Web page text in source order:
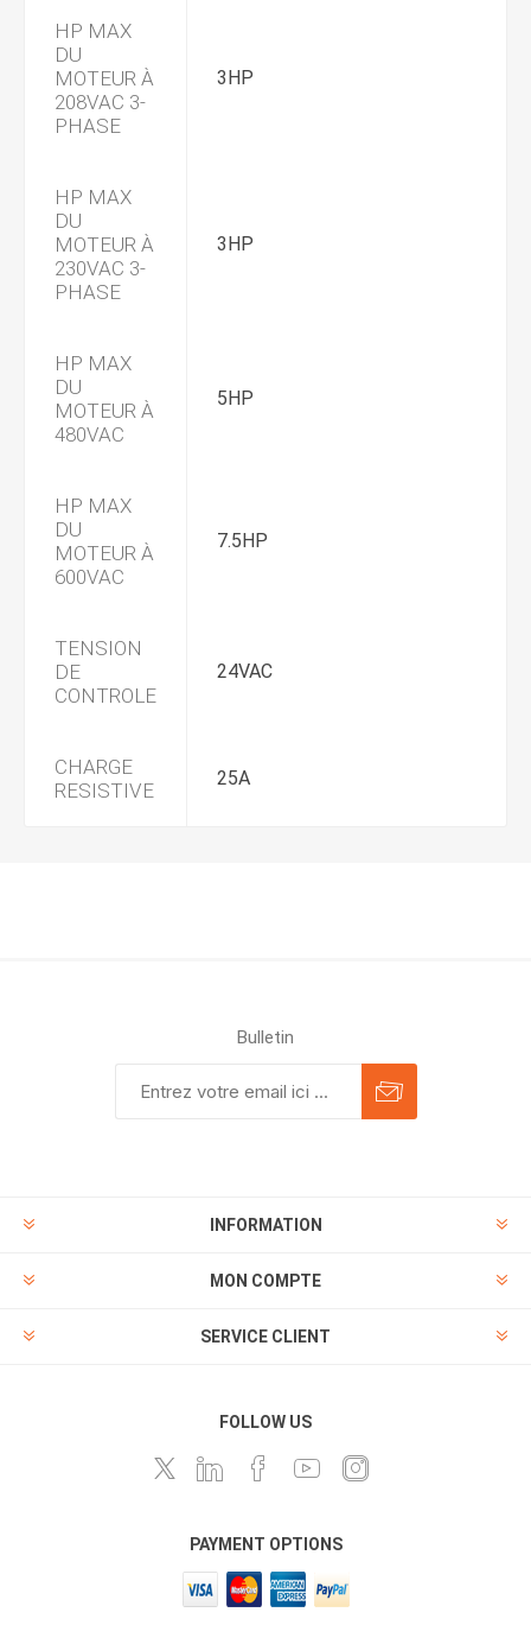
HP MAX
DU
MOTEUR À
208VAC 3-
PHASE
3HP
HP MAX
DU
MOTEUR À
230VAC 3-
PHASE
3HP
HP MAX
DU
MOTEUR À
480VAC
5HP
HP MAX
DU
MOTEUR À
600VAC
7.5HP
TENSION
DE
CONTROLE
24VAC
CHARGE
RESISTIVE
25A
Bulletin
INFORMATION
MON COMPTE
SERVICE CLIENT
FOLLOW US
PAYMENT OPTIONS